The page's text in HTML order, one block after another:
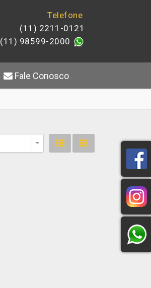
Telefone
(11) 2211-0121
(11) 98599-2000
Fale Conosco
Toggle Dropdown